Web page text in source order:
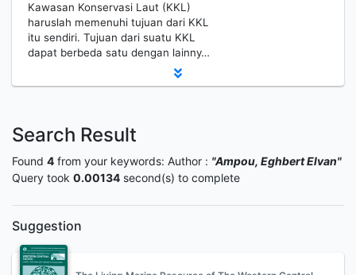
Kawasan Konservasi Laut (KKL)
haruslah memenuhi tujuan dari KKL
itu sendiri. Tujuan dari suatu KKL
dapat berbeda satu dengan lainny…
Search Result
Found 4 from your keywords: Author : "Ampou, Eghbert Elvan"
Query took 0.00134 second(s) to complete
Suggestion